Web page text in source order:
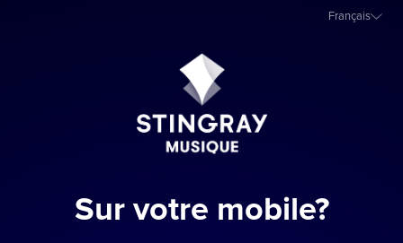
Français
Sur votre mobile?